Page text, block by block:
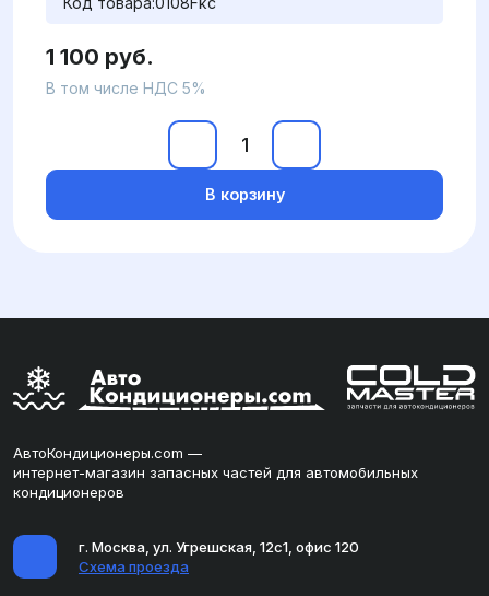
1 100 руб.
В том числе НДС 5%
В корзину
АвтоКондиционеры.com —
интернет-магазин запасных частей для автомобильных
кондиционеров
г. Москва, ул. Угрешская, 12с1, офис 120
Схема проезда